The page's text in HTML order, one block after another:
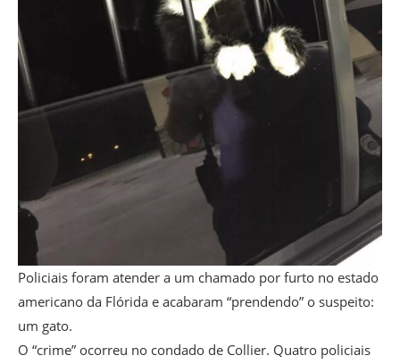
Policiais foram atender a um chamado por furto no estado
americano da Flórida e acabaram “prendendo” o suspeito:
um gato.
O “crime” ocorreu no condado de Collier. Quatro policiais